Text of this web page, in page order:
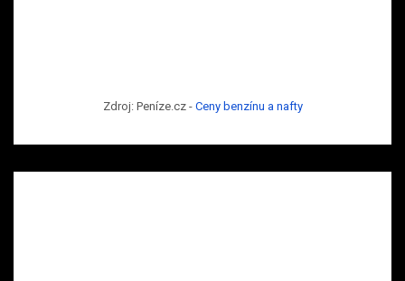
Zdroj: Peníze.cz - Ceny benzínu a nafty